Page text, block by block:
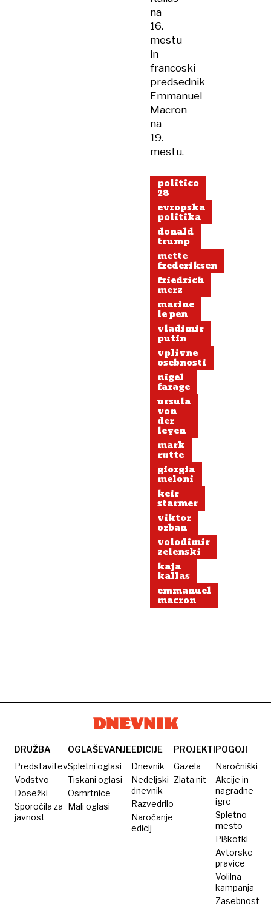
na
16.
mestu
in
francoski
predsednik
Emmanuel
Macron
na
19.
mestu.
politico
28
evropska
politika
donald
trump
mette
frederiksen
friedrich
merz
marine
le pen
vladimir
putin
vplivne
osebnosti
nigel
farage
ursula
von
der
leyen
mark
rutte
giorgia
meloni
keir
starmer
viktor
orban
volodimir
zelenski
kaja
kallas
emmanuel
macron
DRUŽBA
Predstavitev
Vodstvo
Dosežki
Sporočila za
javnost
OGLAŠEVANJE
Spletni oglasi
Tiskani oglasi
Osmrtnice
Mali oglasi
EDICIJE
Dnevnik
Nedeljski
dnevnik
Razvedrilo
Naročanje
edicij
PROJEKTI
Gazela
Zlata nit
POGOJI
Naročniški
Akcije in
nagradne
igre
Spletno
mesto
Piškotki
Avtorske
pravice
Volilna
kampanja
Zasebnost